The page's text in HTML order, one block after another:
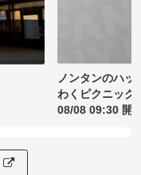
ノンタンのハッ
わくピクニック
08/08 09:30 開